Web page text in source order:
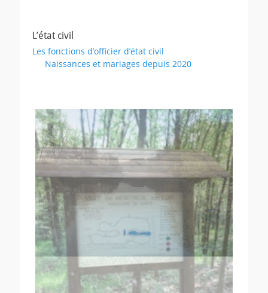
L’état civil
Les fonctions d’officier d’état civil
Naissances et mariages depuis 2020